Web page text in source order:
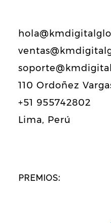
110 Ordoñez
+51 955742802
Lima, Perú
PREMIOS: